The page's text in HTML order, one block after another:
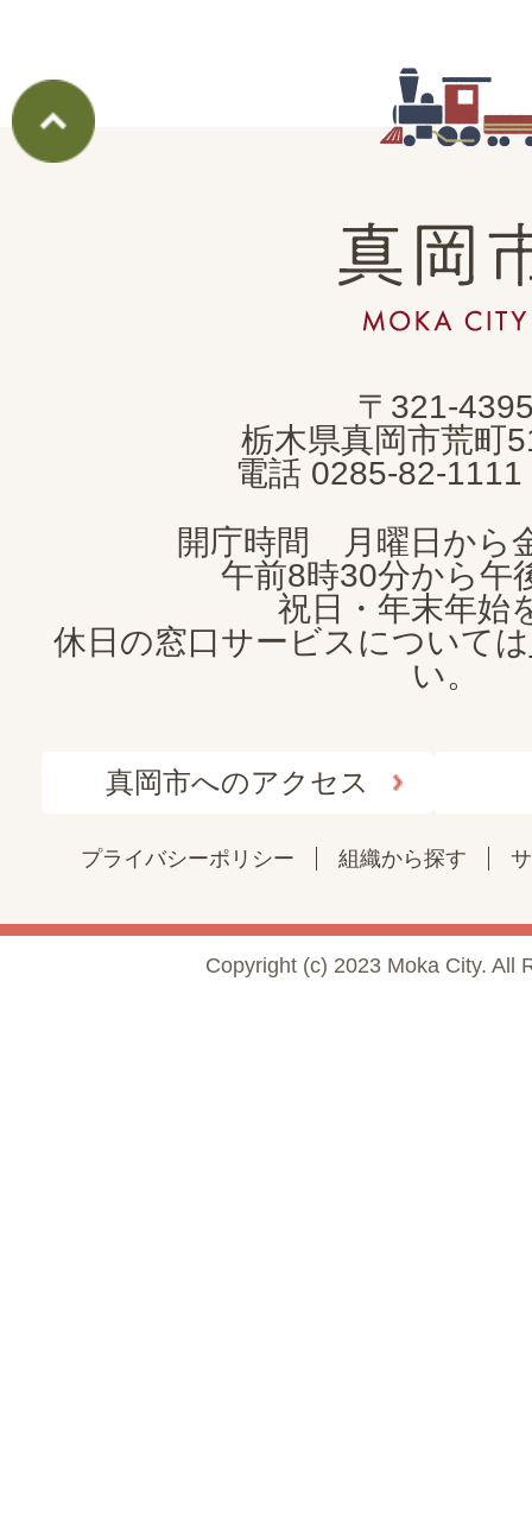
真
岡
市
CITY
〒321-
栃木県真岡市荒町
電話 0285-82-1111
開庁時間 月曜日から
午前8時30分から午
祝日・年末年始
休日の窓口サービスについては
い。
真岡市へのアクセス
プライバシーポリシー 組織から探す
Copyright (c) 2023 Moka City. All